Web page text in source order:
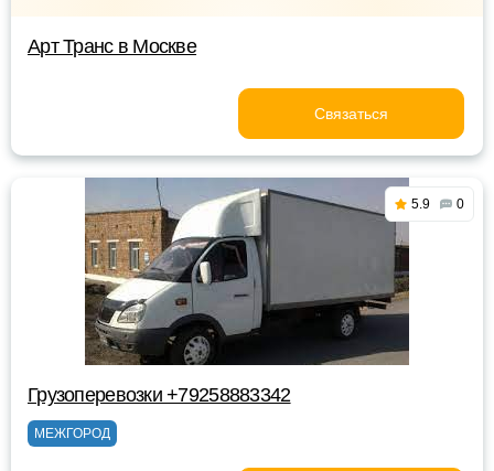
Арт Транс в Москве
Связаться
5.9 0
Грузоперевозки +79258883342
МЕЖГОРОД